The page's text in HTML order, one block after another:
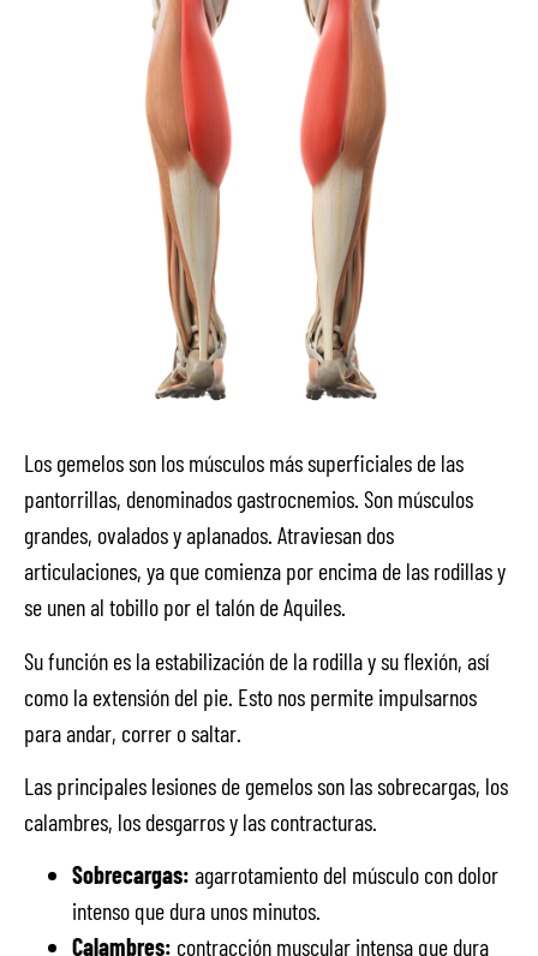
Los gemelos son los músculos más superficiales de las
pantorrillas, denominados gastrocnemios. Son músculos
grandes, ovalados y aplanados. Atraviesan dos
articulaciones, ya que comienza por encima de las rodillas y
se unen al tobillo por el talón de Aquiles.
Su función es la estabilización de la rodilla y su flexión, así
como la extensión del pie. Esto nos permite impulsarnos
para andar, correr o saltar.
Las principales lesiones de gemelos son las sobrecargas, los
calambres, los desgarros y las contracturas.
Sobrecargas: agarrotamiento del músculo con dolor
intenso que dura unos minutos.
Calambres: contracción muscular intensa que dura